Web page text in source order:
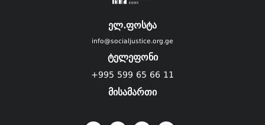
ელ.ფოსტა
info@socialjustice.org.ge
ტელეფონი
+995 599 65 66 11
მისამართი